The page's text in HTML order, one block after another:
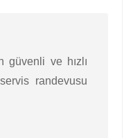
güvenli ve hızlı
randevusu